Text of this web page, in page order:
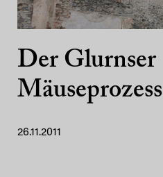
Der Glurnser
Mäuseprozess
26.11.2011